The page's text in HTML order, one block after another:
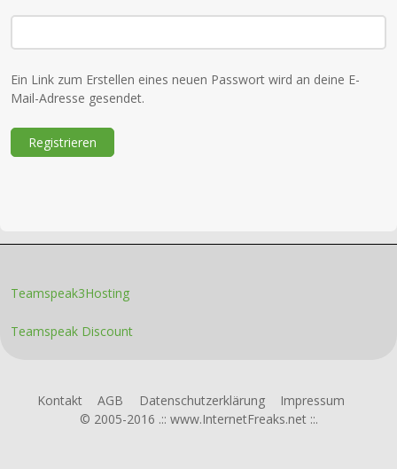
Ein Link zum Erstellen eines neuen Passwort wird an deine E-
Mail-Adresse gesendet.
Registrieren
Teamspeak3Hosting
Teamspeak Discount
Kontakt AGB Datenschutzerklärung
Impressum
© 2005-2016 .:: www.InternetFreaks.net ::.